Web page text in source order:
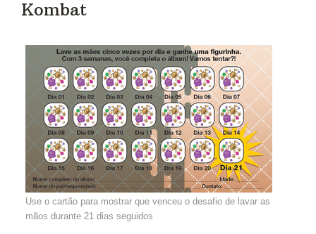
Kombat
Use o cartão para mostrar que venceu o desafio de lavar as
mãos durante 21 dias seguidos